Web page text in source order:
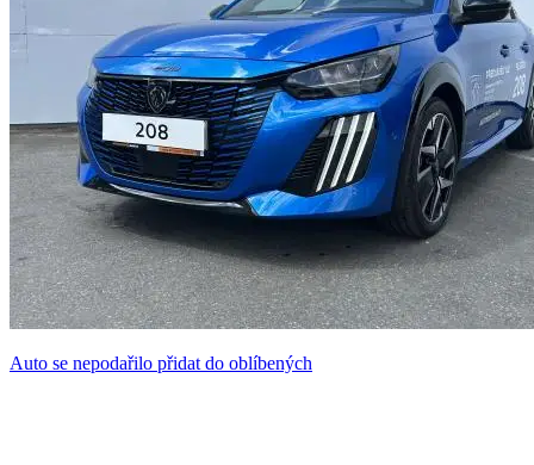
Auto se nepodařilo přidat do oblíbených